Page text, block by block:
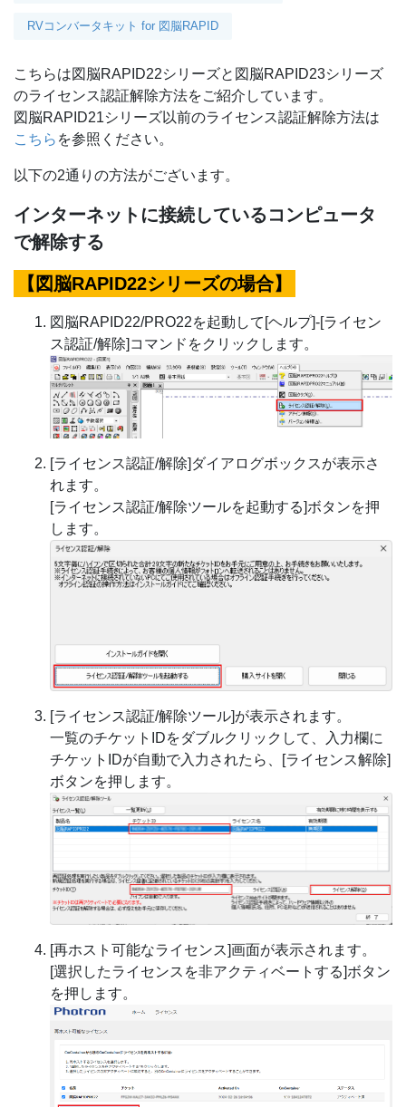
RVコンバータキット for 図脳RAPID
こちらは図脳RAPID22シリーズと図脳RAPID23シリーズ
のライセンス認証解除方法をご紹介しています。
図脳RAPID21シリーズ以前のライセンス認証解除方法は
こちら を参照ください。
以下の2通りの方法がございます。
インターネットに接続しているコンピュータ
で解除する
【図脳RAPID22シリーズの場合】
図脳RAPID22/PRO22を起動して[ヘルプ]-[ライセン
ス認証/解除]コマンドをクリックします。
[ライセンス認証/解除]ダイアログボックスが表示さ
れます。
[ライセンス認証/解除ツールを起動する]ボタンを押
します。
[ライセンス認証/解除ツール]が表示されます。
一覧のチケットIDをダブルクリックして、入力欄に
チケットIDが自動で入力されたら、[ライセンス解除]
ボタンを押します。
[再ホスト可能なライセンス]画面が表示されます。
[選択したライセンスを非アクティベートする]ボタン
を押します。